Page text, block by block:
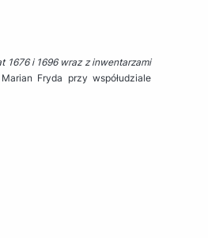
1676 i 1696 wraz z inwentarzami
Fryda przy współudziale